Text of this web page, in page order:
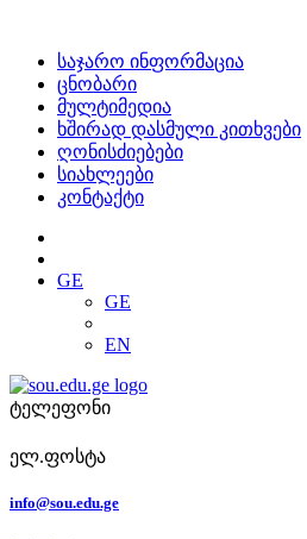
საჯარო ინფორმაცია
ცნობარი
მულტიმედია
ხშირად დასმული კითხვები
ღონისძიებები
სიახლეები
კონტაქტი
GE
GE
EN
ტელეფონი
ელ.ფოსტა
info@sou.edu.ge